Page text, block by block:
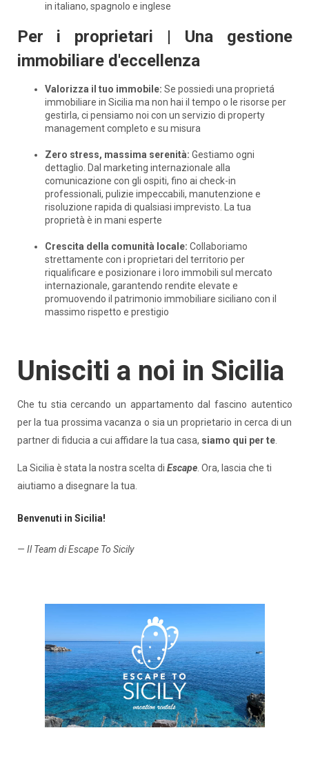
in italiano, spagnolo e inglese
Per i proprietari | Una gestione
immobiliare d'eccellenza
Valorizza il tuo immobile: Se possiedi una proprietá
immobiliare in Sicilia ma non hai il tempo o le risorse per
gestirla, ci pensiamo noi con un servizio di property
management completo e su misura
Zero stress, massima serenità: Gestiamo ogni
dettaglio. Dal marketing internazionale alla
comunicazione con gli ospiti, fino ai check-in
professionali, pulizie impeccabili, manutenzione e
risoluzione rapida di qualsiasi imprevisto. La tua
proprietà è in mani esperte
Crescita della comunità locale: Collaboriamo
strettamente con i proprietari del territorio per
riqualificare e posizionare i loro immobili sul mercato
internazionale, garantendo rendite elevate e
promuovendo il patrimonio immobiliare siciliano con il
massimo rispetto e prestigio
Unisciti a noi in Sicilia
Che tu stia cercando un appartamento dal fascino autentico
per la tua prossima vacanza o sia un proprietario in cerca di un
partner di fiducia a cui affidare la tua casa, siamo qui per te.
La Sicilia è stata la nostra scelta di Escape. Ora, lascia che ti
aiutiamo a disegnare la tua.
Benvenuti in Sicilia!
— Il Team di Escape To Sicily